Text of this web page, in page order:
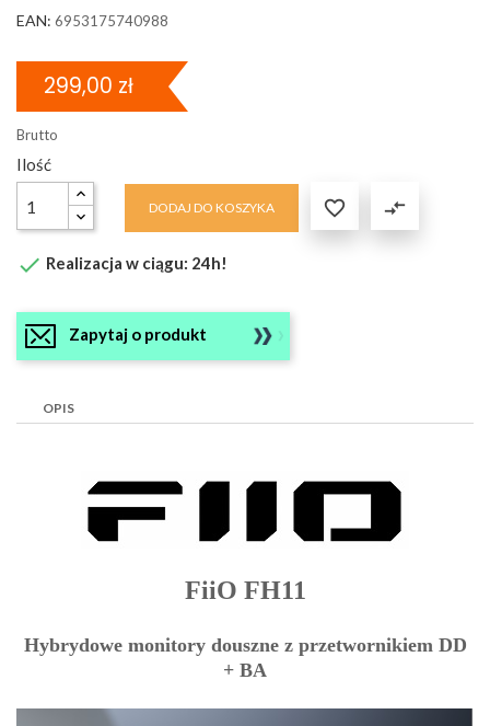
EAN: 6953175740988
299,00 zł
Brutto
Ilość
DODAJ DO KOSZYKA  compare_arrows
 Realizacja w ciągu: 24h!
Zapytaj o produkt
OPIS
FiiO FH11
Hybrydowe monitory douszne z przetwornikiem DD
+ BA